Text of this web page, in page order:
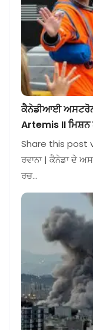
ਕੈਨੇਡੀਆਈ
Artemis II ਮਿਸ਼ਨ
Share this post
ਰਵਾਨਾ | ਕੈਨੇਡਾ ਦੇ
ਰਚ…